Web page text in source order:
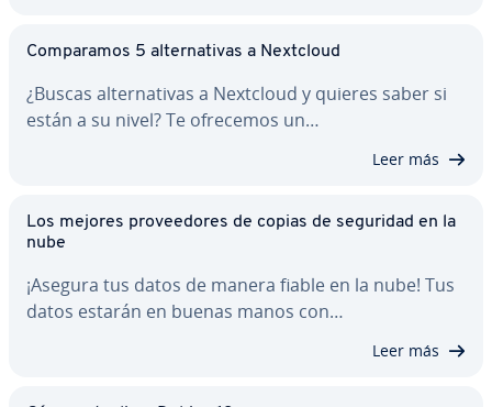
Co­m­pa­ra­mos 5 al­te­r­na­ti­vas a Nextcloud
¿Buscas al­te­r­na­ti­vas a Nextcloud y quieres saber si
están a su nivel? Te ofrecemos un…
Leer más
Los mejores pro­vee­do­res de copias de seguridad en la
nube
¡Asegura tus datos de manera fiable en la nube! Tus
datos estarán en buenas manos con…
Leer más